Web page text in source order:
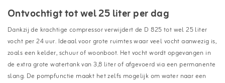
Ontvochtigt tot wel 25 liter per dag
Dankzij de krachtige compressor verwijdert de D 825 tot wel 25 liter
vocht per 24 uur. Ideaal voor grote ruimtes waar veel vocht aanwezig is,
zoals een kelder, schuur of woonboot. Het vocht wordt opgevangen in
de extra grote watertank van 3,8 liter of afgevoerd via een permanente
slang. De pompfunctie maakt het zelfs mogelijk om water naar een